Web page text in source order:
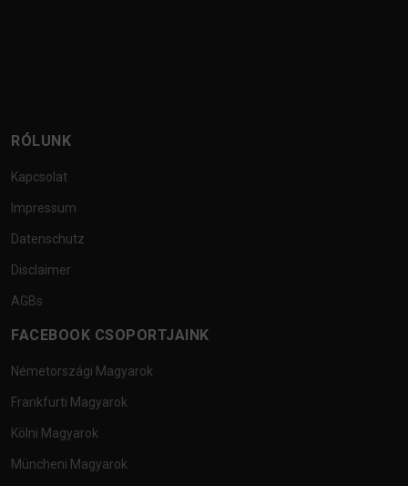
RÓLUNK
Kapcsolat
Impressum
Datenschutz
Disclaimer
AGBs
FACEBOOK CSOPORTJAINK
Németországi Magyarok
Frankfurti Magyarok
Kölni Magyarok
Müncheni Magyarok